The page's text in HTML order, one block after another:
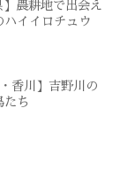
農耕地で出会え
ハイイロチュウ
香川】吉野川の
たち